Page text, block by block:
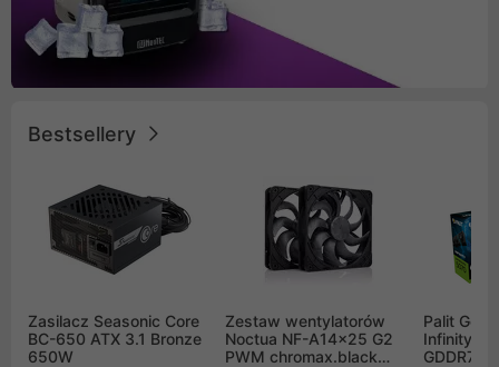
Bestsellery
Zasilacz Seasonic Core
BC-650 ATX 3.1 Bronze
650W
Zestaw wentylatorów
Noctua NF-A14x25 G2
PWM chromax.black
Palit
Infinity 3
GDDR7